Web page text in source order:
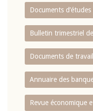
Documents
Bulletin trimestriel
Documents de travail
Annuaire des
Revue économique